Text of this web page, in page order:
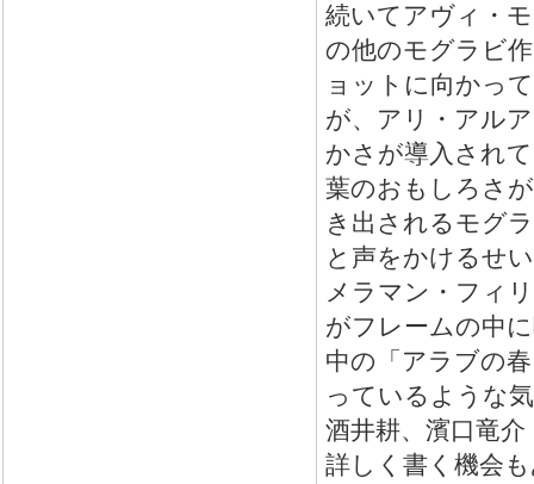
続いてアヴィ・
の他のモグラビ
ョットに向かっ
が、アリ・アル
かさが導入され
葉のおもしろさ
き出されるモグ
と声をかけるせ
メラマン・フィ
がフレームの中
中の「アラブの
っているような
酒井耕、濱口竜
詳しく書く機会